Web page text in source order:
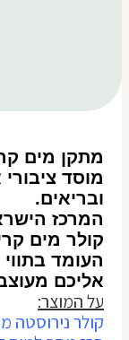
מתקן מים
מוסד
ובריאים.
המרכז
קולר מים
העומד
אליכם
על המוצר:
קולר נירוסטה